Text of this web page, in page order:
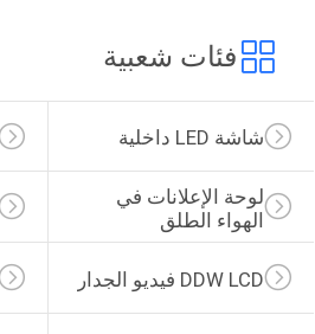
فئات شعبية
شاشة LED داخلية
لوحة الإعلانات في
الهواء الطلق
DDW LCD فيديو الجدار